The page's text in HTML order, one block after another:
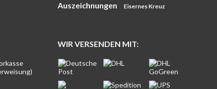
Auszeichnungen
Eisernes Kreuz
WIR VERSENDEN MIT: